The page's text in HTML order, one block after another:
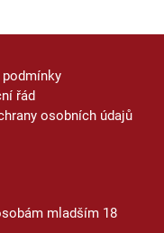
řád
osobních údajů
mladším 18